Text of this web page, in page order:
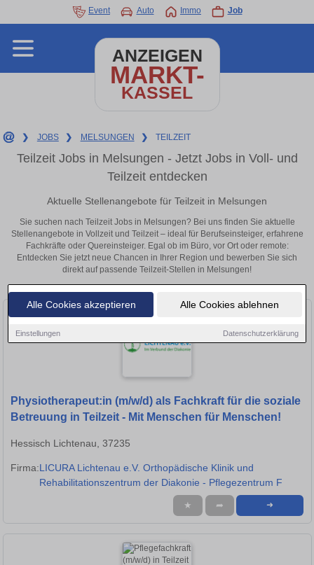
Alle Cookies akzeptieren Alle Cookies ablehnen
Einstellungen Datenschutzerklärung
Event Auto Immo Job
ANZEIGEN
MARKT-
KASSEL
❯ JOBS ❯ MELSUNGEN ❯ TEILZEIT
Teilzeit Jobs in Melsungen - Jetzt Jobs in Voll- und
Teilzeit entdecken
Aktuelle Stellenangebote für Teilzeit in Melsungen
Sie suchen nach Teilzeit Jobs in Melsungen? Bei uns finden Sie aktuelle
Stellenangebote in Vollzeit und Teilzeit – ideal für Berufseinsteiger, erfahrene
Fachkräfte oder Quereinsteiger. Egal ob im Büro, vor Ort oder remote:
Entdecken Sie jetzt neue Chancen in Ihrer Region und bewerben Sie sich
direkt auf passende Teilzeit-Stellen in Melsungen!
Physiotherapeut:in (m/w/d) als Fachkraft für die soziale
Betreuung in Teilzeit - Mit Menschen für Menschen!
Hessisch Lichtenau, 37235
Firma:LICURA Lichtenau e.V. Orthopädische Klinik und
Rehabilitationszentrum der Diakonie - Pflegezentrum F
★ ➦ ➜